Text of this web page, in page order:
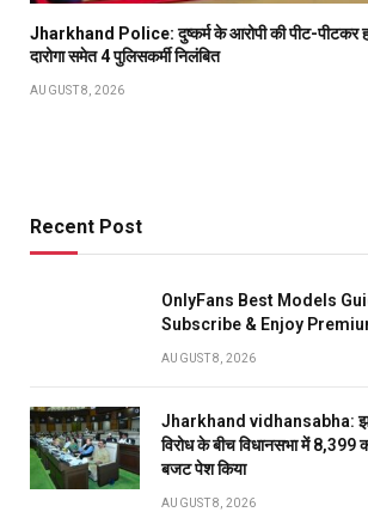
Jharkhand Police: दुष्कर्म के आरोपी की पीट-पीटकर
दारोगा समेत 4 पुलिसकर्मी निलंबित
AUGUST 8, 2026
Recent Post
OnlyFans Best Models
Subscribe & Enjoy
AUGUST 8, 2026
Jharkhand vidhansabha:
विरोध के बीच विधानसभा में
बजट पेश किया
AUGUST 8, 2026